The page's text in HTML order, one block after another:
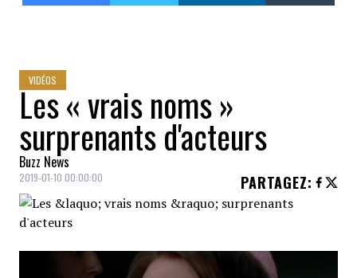
VIDÉOS
Les « vrais noms »
surprenants d'acteurs
Buzz News
2019-01-10 00:00:00 PARTAGEZ: